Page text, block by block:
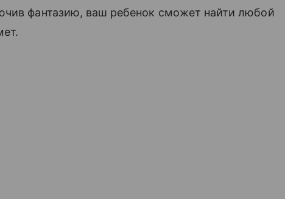
фантазию, ваш ребенок сможет найти любой